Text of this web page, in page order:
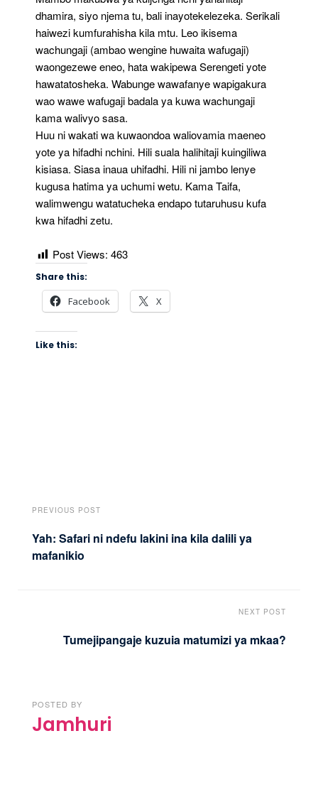
dhamira, siyo njema tu, bali inayotekelezeka. Serikali
haiwezi kumfurahisha kila mtu. Leo ikisema
wachungaji (ambao wengine huwaita wafugaji)
waongezewe eneo, hata wakipewa Serengeti yote
hawatatosheka. Wabunge wawafanye wapigakura
wao wawe wafugaji badala ya kuwa wachungaji
kama walivyo sasa.
Huu ni wakati wa kuwaondoa waliovamia maeneo
yote ya hifadhi nchini. Hili suala halihitaji kuingiliwa
kisiasa. Siasa inaua uhifadhi. Hili ni jambo lenye
kugusa hatima ya uchumi wetu. Kama Taifa,
walimwengu watatucheka endapo tutaruhusu kufa
kwa hifadhi zetu.
Post Views: 463
Share this:
Facebook X
Like this:
PREVIOUS POST
Yah: Safari ni ndefu lakini ina kila dalili ya
mafanikio
NEXT POST
Tumejipangaje kuzuia matumizi ya mkaa?
POSTED BY
Jamhuri